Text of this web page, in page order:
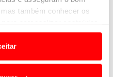
também conhecer os
produtos e/ou serviços.
destas tecnologias
redes sociais